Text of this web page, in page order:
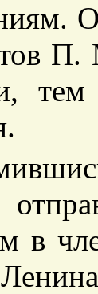
П.
тем
в